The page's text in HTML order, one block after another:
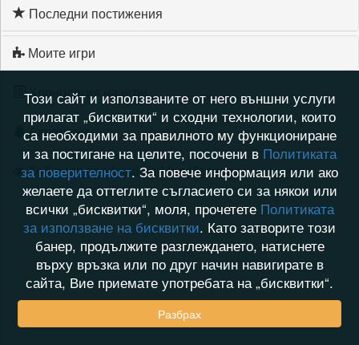
Последни постижения
Моите игри
Хронология на игри
Активност
Кой видя профила на Мая Иванова
Този сайт и използваните от него външни услуги
прилагат „бисквитки“ и сходни технологии, които
са необходими за правилното му функциониране
и за постигане на целите, посочени в Политиката
за поверителност. За повече информация или ако
желаете да оттеглите съгласието си за някои или
всички „бисквитки“, моля, прочетете Политиката
за използване на бисквитки. Като затворите този
банер, продължите разглеждането, натиснете
върху връзка или по друг начин навигирате в
сайта, Вие приемате употребата на „бисквитки“.
Разбрах